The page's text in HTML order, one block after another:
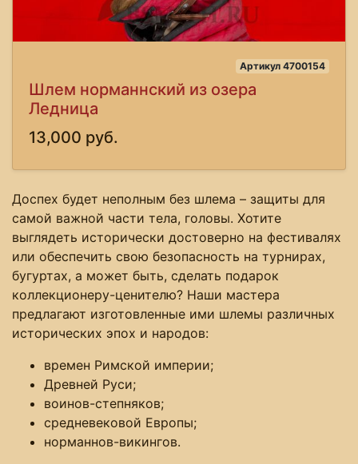
Артикул 4700154
Шлем норманнский из озера
Ледница
13,000 руб.
Доспех будет неполным без шлема – защиты для
самой важной части тела, головы. Хотите
выглядеть исторически достоверно на фестивалях
или обеспечить свою безопасность на турнирах,
бугуртах, а может быть, сделать подарок
коллекционеру-ценителю? Наши мастера
предлагают изготовленные ими шлемы различных
исторических эпох и народов:
времен Римской империи;
Древней Руси;
воинов-степняков;
средневековой Европы;
норманнов-викингов.